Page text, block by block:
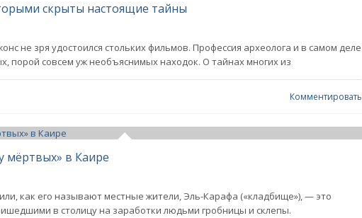
скрыты настоящие тайны
не зря удостоился стольких фильмов. Профессия археолога и в самом деле
порой совсем уж необъяснимых находок. О тайнах многих из
Комментировать
мёртвых» в Каире
как его называют местные жители, Эль-Карафа («кладбище»), — это
в столицу на заработки людьми гробницы и склепы.